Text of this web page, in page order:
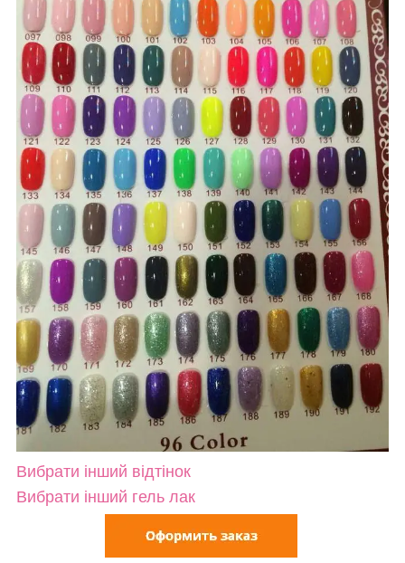
Вибрати інший відтінок
Вибрати інший гель лак